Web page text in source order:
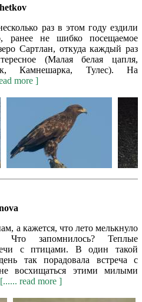
раз в этом году ездили
ранее не шибко посещаемое
Сартлан, откуда каждый раз
(Малая белая цапля,
Камнешарка, Тулес). На
more ]
а кажется, что лето мелькнуло
Что запомнилось? Теплые
с птицами. В один такой
так порадовала встреча с
восхищаться этими милыми
[...... read more ]